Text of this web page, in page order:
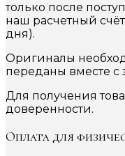
только после
наш расчетный
дня).
Оригиналы
переданы вместе с
Для получения
доверенности.
Оплата для